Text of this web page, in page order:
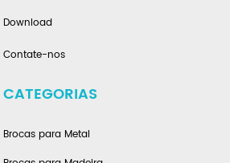
Download
Contate-nos
CATEGORIAS
Brocas para Metal